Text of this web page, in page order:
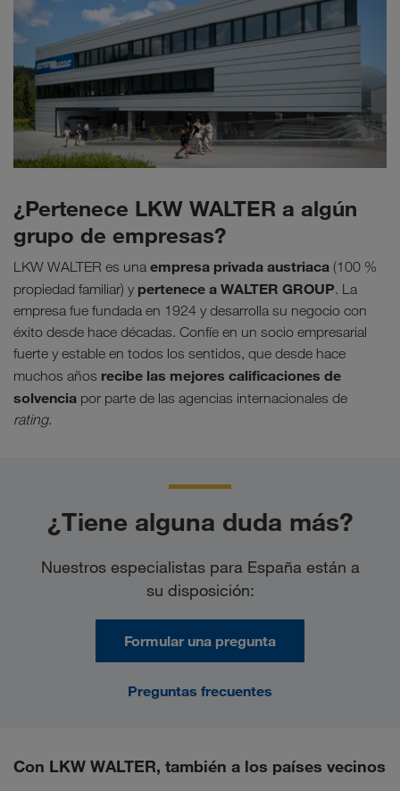
¿Pertenece LKW WALTER a algún
grupo de empresas?
LKW WALTER es una empresa privada austriaca (100 %
propiedad familiar) y pertenece a WALTER GROUP. La
empresa fue fundada en 1924 y desarrolla su negocio con
éxito desde hace décadas. Confíe en un socio empresarial
fuerte y estable en todos los sentidos, que desde hace
muchos años recibe las mejores calificaciones de
solvencia por parte de las agencias internacionales de
rating.
¿Tiene alguna duda más?
Nuestros especialistas para España están a
su disposición:
Formular una pregunta
Preguntas frecuentes
Con LKW WALTER, también a los países vecinos